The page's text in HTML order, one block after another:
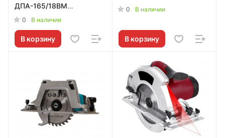
ДПА-165/18ВМ
аккумуляторная Li-ion
ЗУ)
0 В наличии
В корзину
0 В наличии
В корзину